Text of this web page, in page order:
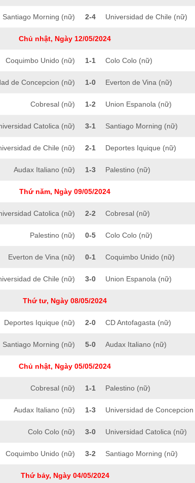
Santiago Morning (nữ) 2-4 Universidad de Chile (nữ)
Chủ nhật, Ngày 12/05/2024
Coquimbo Unido (nữ) 1-1 Colo Colo (nữ)
de Concepcion (nữ) 1-0 Everton de Vina (nữ)
Cobresal (nữ) 1-2 Union Espanola (nữ)
Catolica (nữ) 3-1 Santiago Morning (nữ)
de Chile (nữ) 2-1 Deportes Iquique (nữ)
Audax Italiano (nữ) 1-3 Palestino (nữ)
Thứ năm, Ngày 09/05/2024
Catolica (nữ) 2-2 Cobresal (nữ)
Palestino (nữ) 0-5 Colo Colo (nữ)
Everton de Vina (nữ) 0-1 Coquimbo Unido (nữ)
de Chile (nữ) 3-0 Union Espanola (nữ)
Thứ tư, Ngày 08/05/2024
Deportes Iquique (nữ) 2-0 CD Antofagasta (nữ)
Santiago Morning (nữ) 5-0 Audax Italiano (nữ)
Chủ nhật, Ngày 05/05/2024
Cobresal (nữ) 1-1 Palestino (nữ)
Audax Italiano (nữ) 1-3 Universidad de
Colo Colo (nữ) 3-0 Universidad Catolica (nữ)
Coquimbo Unido (nữ) 3-2 Santiago Morning (nữ)
Thứ bảy, Ngày 04/05/2024